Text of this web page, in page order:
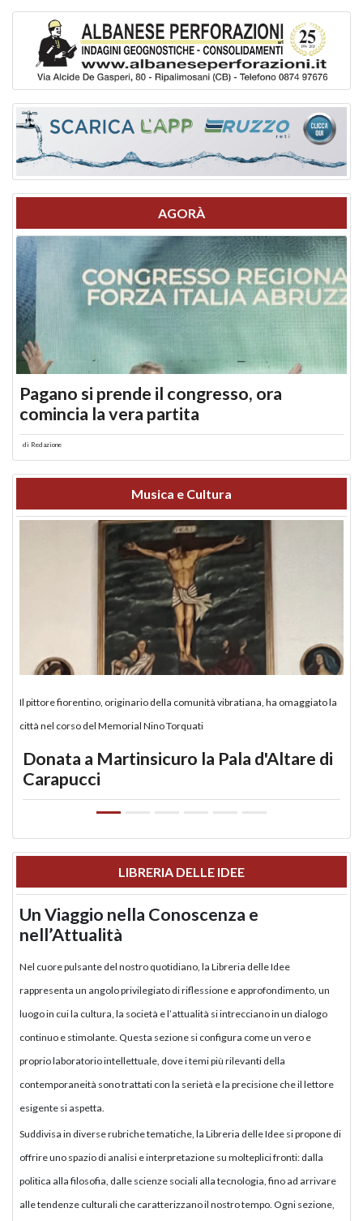
AGORÀ
Pagano si prende il congresso, ora
comincia la vera partita
di Redazione
Musica e Cultura
Il pittore fiorentino, originario della comunità vibratiana, ha omaggiato la
città nel corso del Memorial Nino Torquati
Donata a Martinsicuro la Pala d'Altare di
Carapucci
LIBRERIA DELLE IDEE
Un Viaggio nella Conoscenza e
nell’Attualità
Nel cuore pulsante del nostro quotidiano, la Libreria delle Idee
rappresenta un angolo privilegiato di riflessione e approfondimento, un
luogo in cui la cultura, la società e l’attualità si intrecciano in un dialogo
continuo e stimolante. Questa sezione si configura come un vero e
proprio laboratorio intellettuale, dove i temi più rilevanti della
contemporaneità sono trattati con la serietà e la precisione che il lettore
esigente si aspetta.
Suddivisa in diverse rubriche tematiche, la Libreria delle Idee si propone di
offrire uno spazio di analisi e interpretazione su molteplici fronti: dalla
politica alla filosofia, dalle scienze sociali alla tecnologia, fino ad arrivare
alle tendenze culturali che caratterizzano il nostro tempo. Ogni sezione,